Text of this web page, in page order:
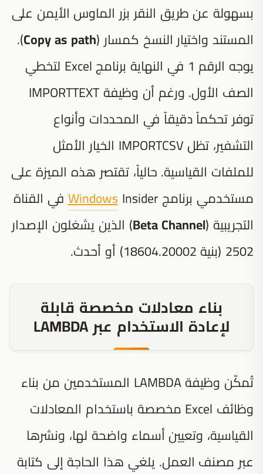
بسهولة عن طريق النقر بزر الماوس الأيمن على
المستند واختيار النسخ كمسار (Copy as path
).
يوجه الرقم 1 في النهاية برنامج Excel لتخطي
الصف الأول. ورغم أن وظيفة IMPORTTEXT
توفر تحكماً دقيقاً في المحددات وأنواع
التشفير، تظل IMPORTCSV الخيار الأمثل
للملفات القياسية. حالياً، تقتصر هذه الميزة على
مستخدمي برنامج
WindowsInsider في القناة
التجريبية (Beta Channel) الذين يشغلون الإصدار
2502 (بنية 18604.20002) أو أحدث.
بناء معادلات مخصصة قابلة
لإعادة الاستخدام عبر LAMBDA
تُمكّن وظيفة LAMBDA المستخدمين من بناء
وظائف Excel مخصصة باستخدام المعادلات
القياسية، وتعيين أسماء واضحة لها، ونشرها
عبر مصنف العمل. يلغي هذا الحاجة إلى كتابة